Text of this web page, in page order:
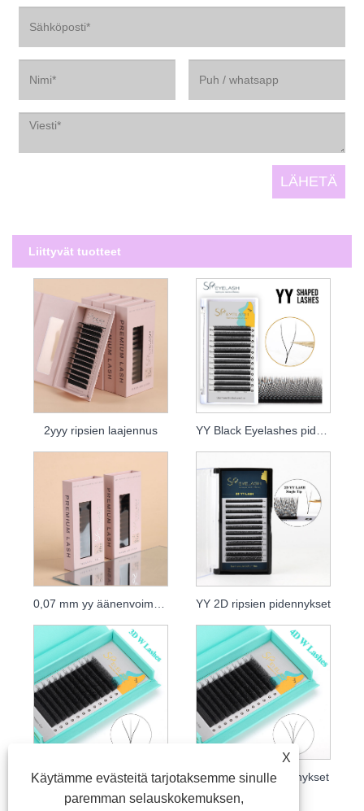
Liittyvät tuotteet
2yyy ripsien laajennus
YY 2D ripsien pidennykset
3D W -ripsienpidennykset 4D W -ripsienpidennykset
X
Käytämme evästeitä tarjotaksemme sinulle
paremman selauskokemuksen,